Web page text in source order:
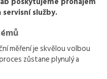
služby.
měření je skvělou volbou
zůstane plynulý a